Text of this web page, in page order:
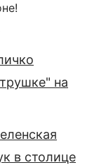
на
в столице